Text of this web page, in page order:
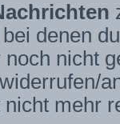
denen
nicht
mehr